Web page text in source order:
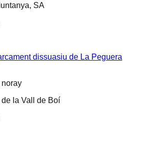
SA
dissuasiu de La Peguera
la Vall de Boí